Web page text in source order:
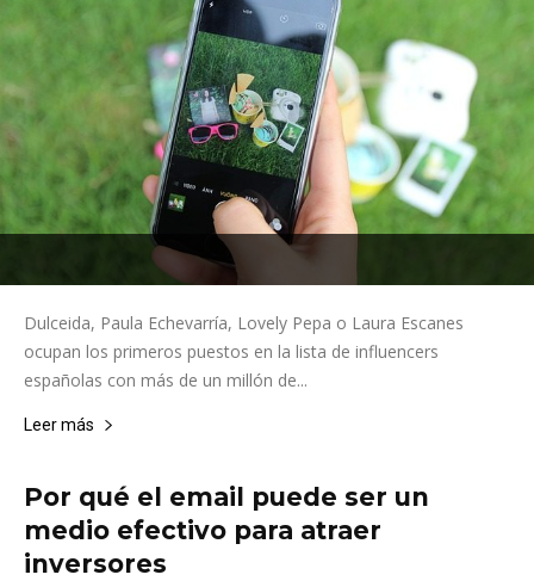
Dulceida, Paula Echevarría, Lovely Pepa o Laura Escanes
ocupan los primeros puestos en la lista de influencers
españolas con más de un millón de...
Leer más
Por qué el email puede ser un
medio efectivo para atraer
inversores